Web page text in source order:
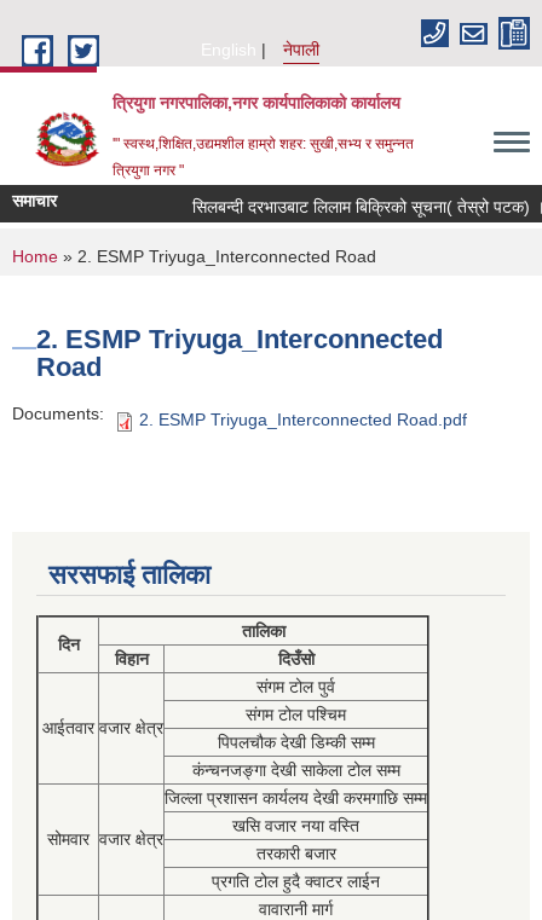
English
नेपाली
त्रियुगा नगरपालिका,नगर कार्यपालिकाको कार्यालय
'" स्वस्थ,शिक्षित,उद्यमशील हाम्रो शहर: सुखी,सभ्य र समुन्नत
त्रियुगा नगर "
समाचार सिलबन्दी दरभाउबाट लिलाम बिक्रिको सूचना( तेस्रो पटक) ।
You are here
Home » 2. ESMP Triyuga_Interconnected Road
2. ESMP Triyuga_Interconnected
Road
Documents: 2. ESMP Triyuga_Interconnected Road.pdf
सरसफाई तालिका
दिन
तालिका
विहान
दिउँसो
आईतवार वजार क्षेत्र
संगम टोल पुर्व
संगम टोल पश्चिम
पिपलचौक देखी डिम्की सम्म
कंन्चनजङ्गा देखी साकेला टोल सम्म
सोमवार वजार क्षेत्र
जिल्ला प्रशासन कार्यलय देखी करमगाछि सम्म
खसि वजार नया वस्ति
तरकारी बजार
प्रगति टोल हुदै क्वाटर लाईन
वावारानी मार्ग